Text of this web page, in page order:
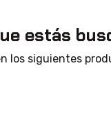
estás
los siguientes